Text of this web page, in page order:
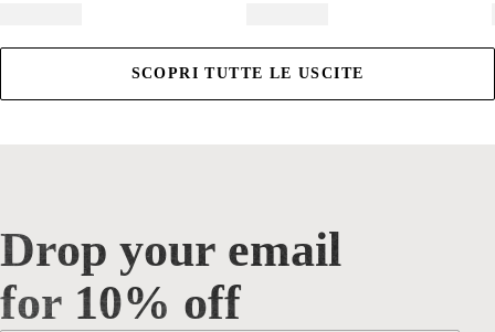
SCOPRI TUTTE LE USCITE
Drop your email for 10% off
Drop your email
for 10% off